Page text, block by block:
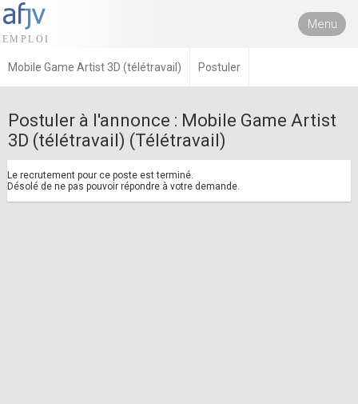
Menu
Mobile Game Artist 3D (télétravail) Postuler
Postuler à l'annonce : Mobile Game Artist
3D (télétravail) (Télétravail)
Le recrutement pour ce poste est terminé.
Désolé de ne pas pouvoir répondre à votre demande.